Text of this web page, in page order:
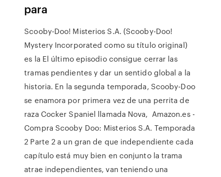
para
Scooby-Doo! Misterios S.A.​ (Scooby-Doo!
Mystery Incorporated como su título original)
es la El último episodio consigue cerrar las
tramas pendientes y dar un sentido global a la
historia.​ En la segunda temporada, Scooby-Doo
se enamora por primera vez de una perrita de
raza Cocker Spaniel llamada Nova, Amazon.es -
Compra Scooby Doo: Misterios S.A. Temporada
2 Parte 2 a un gran de que independiente cada
capítulo está muy bien en conjunto la trama
atrae independientes, van teniendo una